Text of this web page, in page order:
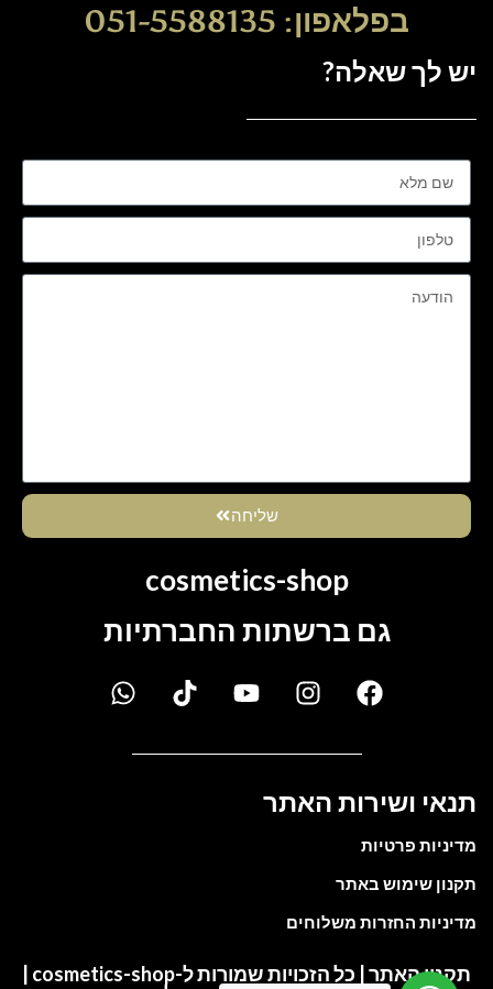
בפלאפון: 051-5588135
יש לך שאלה?
שליחה
cosmetics-shop
גם ברשתות החברתיות
תנאי ושירות האתר
מדיניות פרטיות
תקנון שימוש באתר
מדיניות החזרות משלוחים
תקנון האתר | כל הזכויות שמורות ל-cosmetics-shop |